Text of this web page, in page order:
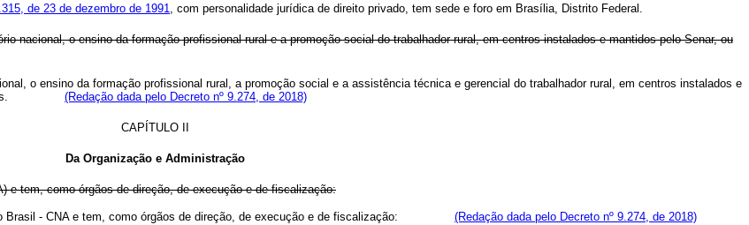
de 23 de dezembro de 1991 , com personalidade jurídica de direito privado, tem sede e foro em Brasília, Distrito Federal.
nacional, o ensino da formação profissional rural e a promoção social do trabalhador rural, em centros instalados e mantidos pelo Senar, ou
o ensino da formação profissional rural, a promoção social e a assistência técnica e gerencial do trabalhador rural, em centros instalados e
rurais. (Redação dada pelo Decreto nº 9.274, de 2018)
CAPÍTULO II
Da Organização e Administração
e tem, como órgãos de direção, de execução e de fiscalização:
do Brasil - CNA e tem, como órgãos de direção, de execução e de fiscalização: (Redação dada pelo Decreto nº 9.274, de 2018)